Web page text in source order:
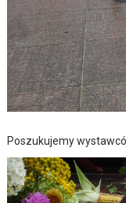
Poszukujemy